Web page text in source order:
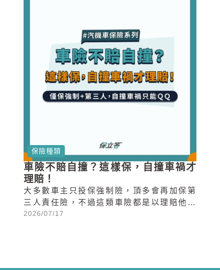
保險種類
車險不賠自撞？這樣保，自撞車禍才
理賠！
大多數車主只投保強制險，頂多會再加保第
三人責任險，不過這類車險都是以理賠他人
為主。因此如果你只是單純投保責任險，一
2026/07/17